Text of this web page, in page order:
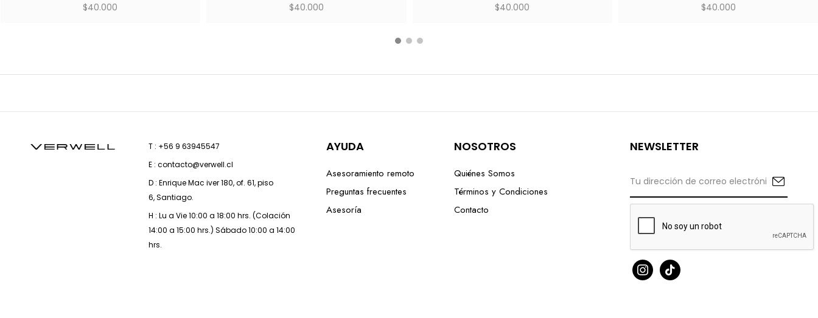
$40.000 $40.000 $40.000 $40.000
T : +56 9 63945547
E : contacto@verwell.cl
D : Enrique Mac iver 180, of. 61, piso
6, Santiago.
H : Lu a Vie 10:00 a 18:00 hrs. (Colación
14:00 a 15:00 hrs.) Sábado 10:00 a 14:00
hrs.
AYUDA
Asesoramiento remoto
Preguntas frecuentes
Asesoría
NOSOTROS
Quiénes Somos
Términos y Condiciones
Contacto
NEWSLETTER